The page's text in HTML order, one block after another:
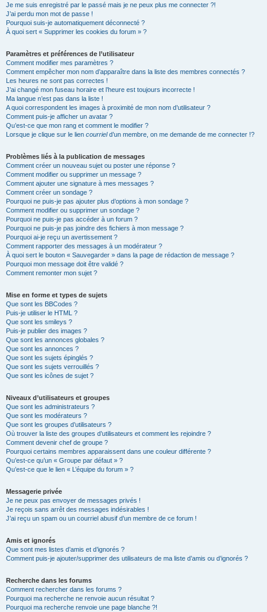
Je me suis enregistré par le passé mais je ne peux plus me connecter ?!
J’ai perdu mon mot de passe !
Pourquoi suis-je automatiquement déconnecté ?
À quoi sert « Supprimer les cookies du forum » ?
Paramètres et préférences de l’utilisateur
Comment modifier mes paramètres ?
Comment empêcher mon nom d’apparaître dans la liste des membres connectés ?
Les heures ne sont pas correctes !
J’ai changé mon fuseau horaire et l’heure est toujours incorrecte !
Ma langue n’est pas dans la liste !
A quoi correspondent les images à proximité de mon nom d’utilisateur ?
Comment puis-je afficher un avatar ?
Qu’est-ce que mon rang et comment le modifier ?
Lorsque je clique sur le lien courrield’un membre, on me demande de me connecter !?
Problèmes liés à la publication de messages
Comment créer un nouveau sujet ou poster une réponse ?
Comment modifier ou supprimer un message ?
Comment ajouter une signature à mes messages ?
Comment créer un sondage ?
Pourquoi ne puis-je pas ajouter plus d’options à mon sondage ?
Comment modifier ou supprimer un sondage ?
Pourquoi ne puis-je pas accéder à un forum ?
Pourquoi ne puis-je pas joindre des fichiers à mon message ?
Pourquoi ai-je reçu un avertissement ?
Comment rapporter des messages à un modérateur ?
À quoi sert le bouton « Sauvegarder » dans la page de rédaction de message ?
Pourquoi mon message doit être validé ?
Comment remonter mon sujet ?
Mise en forme et types de sujets
Que sont les BBCodes ?
Puis-je utiliser le HTML ?
Que sont les smileys ?
Puis-je publier des images ?
Que sont les annonces globales ?
Que sont les annonces ?
Que sont les sujets épinglés ?
Que sont les sujets verrouillés ?
Que sont les icônes de sujet ?
Niveaux d’utilisateurs et groupes
Que sont les administrateurs ?
Que sont les modérateurs ?
Que sont les groupes d’utilisateurs ?
Où trouver la liste des groupes d’utilisateurs et comment les rejoindre ?
Comment devenir chef de groupe ?
Pourquoi certains membres apparaissent dans une couleur différente ?
Qu’est-ce qu’un « Groupe par défaut » ?
Qu’est-ce que le lien « L’équipe du forum » ?
Messagerie privée
Je ne peux pas envoyer de messages privés !
Je reçois sans arrêt des messages indésirables !
J’ai reçu un spam ou un courriel abusif d’un membre de ce forum !
Amis et ignorés
Que sont mes listes d’amis et d’ignorés ?
Comment puis-je ajouter/supprimer des utilisateurs de ma liste d’amis ou d’ignorés ?
Recherche dans les forums
Comment rechercher dans les forums ?
Pourquoi ma recherche ne renvoie aucun résultat ?
Pourquoi ma recherche renvoie une page blanche ?!